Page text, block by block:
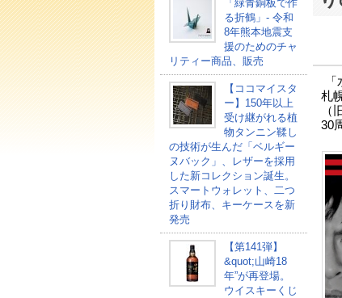
「緑青銅板で作
る折鶴」- 令和
8年熊本地震支
援のためのチャ
リティー商品、販売
【ココマイスタ
ー】150年以上
受け継がれる植
物タンニン鞣し
の技術が生んだ「ベルギー
ヌバック」、レザーを採用
した新コレクション誕生。
スマートウォレット、二つ
折り財布、キーケースを新
発売
【第141弾】
&quot;山崎18
年”が再登場。
ウイスキーくじ
「
札
（
30